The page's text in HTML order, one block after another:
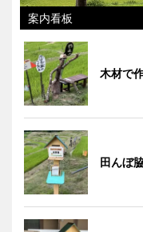
案内看板
木材で
田んぼ